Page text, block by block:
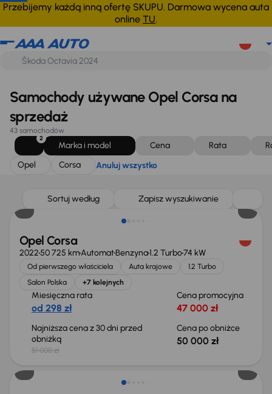
Przebijemy każdą inną ofertę SKUPU. Darmowa wycena auta
online TU.
Opel Corsa Anuluj wszystko
Samochody używane Opel Corsa na
sprzedaż
43 samochodów
2
Marka i model Cena Rata
Opel
Corsa Anuluj wszystko
Sortuj według Zapisz wyszukiwanie
Taniej o 1 000 zł
Opel Corsa
202250 725 kmAutomatBenzyna1.2 Turbo74 kW
Od pierwszego właściciela Auta krajowe
1.2 Turbo
Salon Polska
+7 kolejnych
Miesięczna rata
od 298 zł
Cena promocyjna
47 000 zł
Najniższa cena z 30 dni przed
obniżką
51 000 zł
Cena po obniżce
50 000 zł